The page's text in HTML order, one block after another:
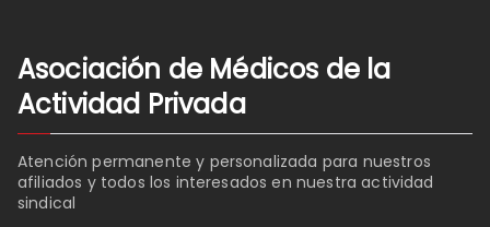
Asociación de Médicos de la
Actividad Privada
Atención permanente y personalizada para nuestros
afiliados y todos los interesados en nuestra actividad
sindical